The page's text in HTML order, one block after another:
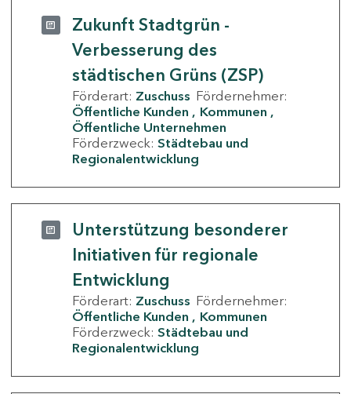
Zukunft Stadtgrün -
Verbesserung des
städtischen Grüns (ZSP)
Förderart: Zuschuss Fördernehmer:
Öffentliche Kunden
Kommunen
Öffentliche Unternehmen
Förderzweck: Städtebau und
Regionalentwicklung
Unterstützung besonderer
Initiativen für regionale
Entwicklung
Förderart: Zuschuss Fördernehmer:
Öffentliche Kunden
Kommunen
Förderzweck: Städtebau und
Regionalentwicklung